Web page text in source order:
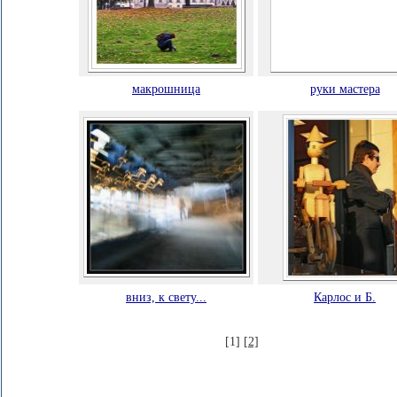
макрошница руки мастера
вниз, к свету... Карлос и Б.
[1] [2]